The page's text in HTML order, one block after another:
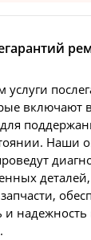
услуги
включают
Наши
деталей,
и